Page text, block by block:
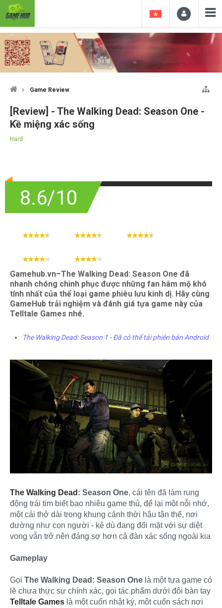
Game Review
[Review] - The Walking Dead: Season One -
Kề miệng xác sống
Hard
8.6/10
Gamehub.vn–The Walking Dead: Season One đã
nhanh chóng chinh phục được những fan hâm mộ khó
tính nhất của thể loại game phiêu lưu kinh dị. Hãy cùng
GameHub trải nghiệm và đánh giá tựa game này của
Telltale Games nhé.
The Walking Dead: Season 1 - Đã có thể tải phiên bản Android
The Walking Dead : Season One, cái tên đã làm rung
động trái tim biết bao nhiêu game thủ, để lại một nỗi nhớ,
một cái thở dài trong khung cảnh thời hậu tận thế, nơi
dường như con người - kẻ dù đang đối mặt với sự diệt
vong vẫn trở nên đáng sợ hơn cả đàn xác sống ngoài kia
Gameplay
Gọi The Walking Dead: Season One là một tựa game có
lẽ chưa thực sự chính xác, gọi tác phẩm dưới đôi bàn tay
Telltale Games là một cuốn nhật ký, một cuốn sách nơi